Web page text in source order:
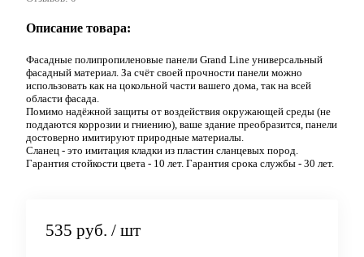
Описание товара:
Фасадные полипропиленовые панели Grand Line универсальный
фасадный материал. За счёт своей прочности панели можно
использовать как на цокольной части вашего дома, так на всей
области фасада.
Помимо надёжной защиты от воздействия окружающей среды (не
поддаются коррозии и гниению), ваше здание преобразится, панели
достоверно имитируют природные материалы.
Сланец - это имитация кладки из пластин сланцевых пород.
Гарантия стойкости цвета - 10 лет. Гарантия срока службы - 30 лет.
535 руб. / шт